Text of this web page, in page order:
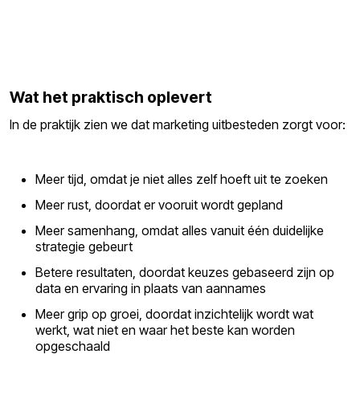
Wat het praktisch oplevert
In de praktijk zien we dat marketing uitbesteden zorgt voor:
Meer tijd, omdat je niet alles zelf hoeft uit te zoeken
Meer rust, doordat er vooruit wordt gepland
Meer samenhang, omdat alles vanuit één duidelijke
strategie gebeurt
Betere resultaten, doordat keuzes gebaseerd zijn op
data en ervaring in plaats van aannames
Meer grip op groei, doordat inzichtelijk wordt wat
werkt, wat niet en waar het beste kan worden
opgeschaald